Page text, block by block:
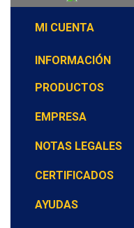
MI CUENTA
INFORMACIÓN
PRODUCTOS
EMPRESA
NOTAS LEGALES
CERTIFICADOS
AYUDAS